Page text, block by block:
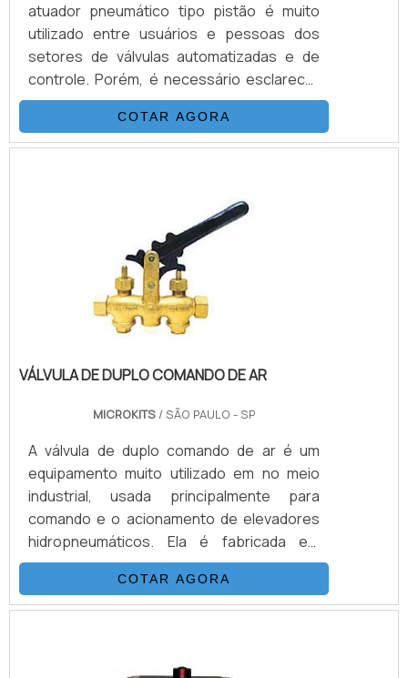
atuador pneumático tipo pistão é muito
utilizado entre usuários e pessoas dos
setores de válvulas automatizadas e de
controle. Porém, é necessário esclarecer
alguns detalhes, como os dois modelos
disponíveis do equipamento. Conheça-
os:PRIMEIRO MODELO DO ATUADOR
ferro fundido e aço carbono; Possui
desenho concebido com apenas uma
câmara e um pistão; Este fica alocado em
um dos lados do atuador.
COTAR AGORA
VÁLVULA DE DUPLO COMANDO DE AR
MICROKITS/ SÃO PAULO - SP
A válvula de duplo comando de ar é um
equipamento muito utilizado em no meio
industrial, usada principalmente para
comando e o acionamento de elevadores
hidropneumáticos. Ela é fabricada em
bronze, e conta ainda com haste de
aço.Quais os componentes da válvula
Porcas; Arruelas; Gaxetas; Esferas;
COTAR AGORA